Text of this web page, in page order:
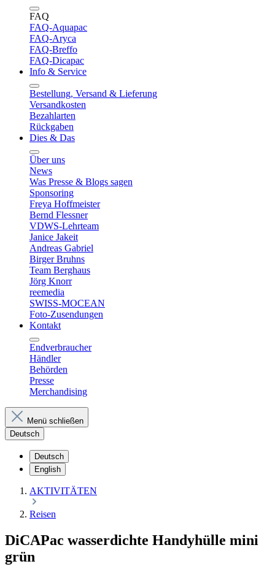
FAQ
FAQ-Aquapac
FAQ-Aryca
FAQ-Breffo
FAQ-Dicapac
Info & Service
Bestellung, Versand & Lieferung
Versandkosten
Bezahlarten
Rückgaben
Dies & Das
Über uns
News
Was Presse & Blogs sagen
Sponsoring
Freya Hoffmeister
Bernd Flessner
VDWS-Lehrteam
Janice Jakeit
Andreas Gabriel
Birger Bruhns
Team Berghaus
Jörg Knorr
reemedia
SWISS-MOCEAN
Foto-Zusendungen
Kontakt
Endverbraucher
Händler
Behörden
Presse
Merchandising
Menü schließen
Deutsch
Deutsch
English
AKTIVITÄTEN
Reisen
DiCAPac wasserdichte Handyhülle mini
grün